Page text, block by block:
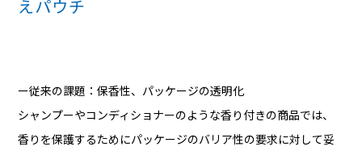
えパウチ
ー従来の課題：保香性、パッケージの透明化
シャンプーやコンディショナーのような香り付きの商品では、
香りを保護するためにパッケージのバリア性の要求に対して妥